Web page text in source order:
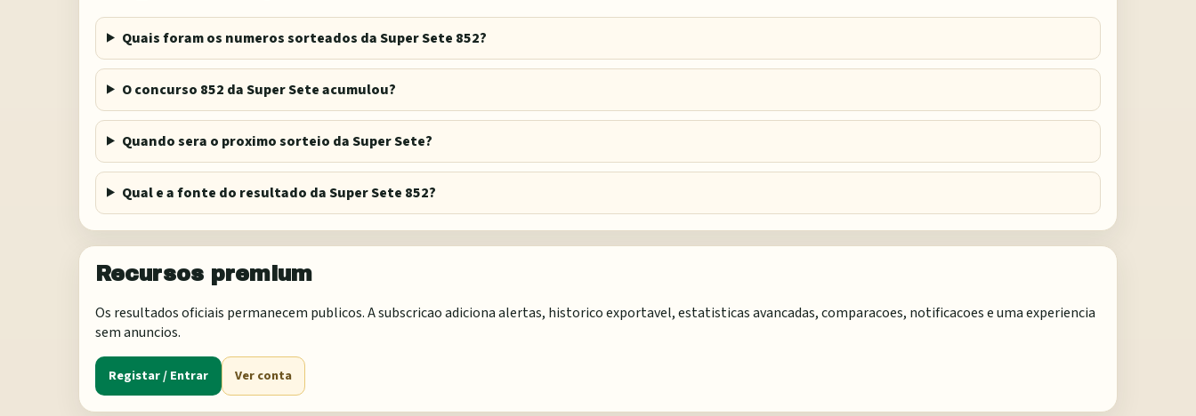
Quais foram os numeros sorteados da Super Sete 852?
O concurso 852 da Super Sete acumulou?
Quando sera o proximo sorteio da Super Sete?
Qual e a fonte do resultado da Super Sete 852?
Recursos premium
Os resultados oficiais permanecem publicos. A subscricao adiciona alertas, historico exportavel, estatisticas avancadas, comparacoes, notificacoes e uma experiencia
sem anuncios.
Registar / Entrar Ver conta